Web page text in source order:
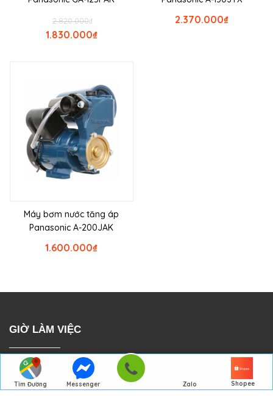
Tìm Đường
Messenger
Zalo Shopee
₫
2.820.000
₫
1.830.000
₫
2.370.000
Máy bơm nước tăng áp
Panasonic A-200JAK
₫
1.600.000
GIỜ LÀM VIỆC
Sáng: 7:30 - 11:30
Chiều: 13:00 - 21:30